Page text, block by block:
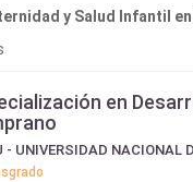
y Salud Infantil
en